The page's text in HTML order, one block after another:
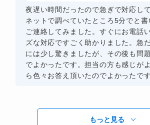
夜遅い時間だったので急ぎで対応し
ネットで調べていたところ5分でと
ご連絡してみました。すぐにお電話
ズな対応ですごく助かりました。急
には少し驚きましたが、その後も問
でよかったです。担当の方も感じが
ら色々お答え頂いたのでよかったです
もっと見る